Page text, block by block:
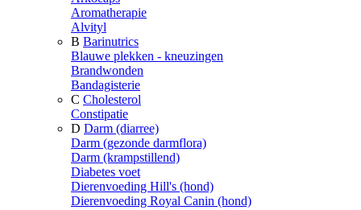
Aromatherapie
Alvityl
B Barinutrics
Blauwe plekken - kneuzingen
Brandwonden
Bandagisterie
C Cholesterol
Constipatie
D Darm (diarree)
Darm (gezonde darmflora)
Darm (krampstillend)
Diabetes voet
Dierenvoeding Hill's (hond)
Dierenvoeding Royal Canin (hond)